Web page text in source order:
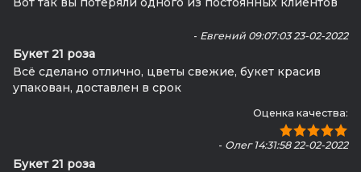
- Евгений 09:07:03 23-02-2022
Букет 21 роза
Всё сделано отлично, цветы свежие, букет красив
упакован, доставлен в срок
Оценка качества:
- Олег 14:31:58 22-02-2022
Букет 21 роза